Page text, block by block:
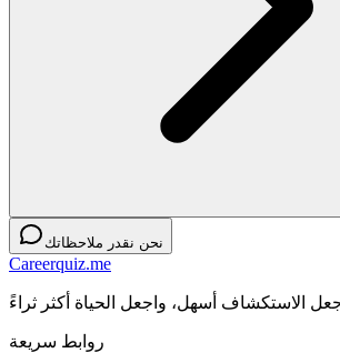
نحن نقدر ملاحظاتك
Careerquiz.me
روابط سريعة